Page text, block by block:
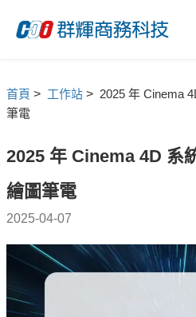
首頁 > 工作站 > 2025 年 Cinema
筆電
2025 年 Cinema 4D 系
繪圖筆電
2025-04-07